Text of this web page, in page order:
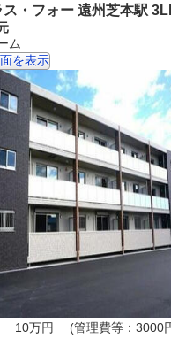
ス・フォー 遠州芝本駅
ム
を表示
10万円 (管理費等：3000